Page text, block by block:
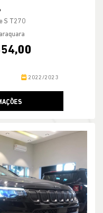
S T270
2022/2023